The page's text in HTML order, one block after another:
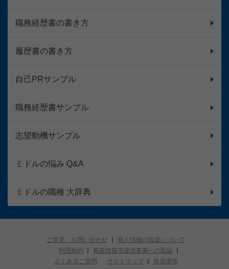
職務経歴書の書き方
履歴書の書き方
自己PRサンプル
職務経歴書サンプル
志望動機サンプル
ミドルの悩み Q&A
ミドルの職種 大辞典
ご意見・お問い合わせ
個人情報の取扱について
利用規約
募集情報等提供事業への取組
よくあるご質問
サイトマップ
推奨環境